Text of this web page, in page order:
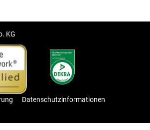
KG
Datenschutzinformationen